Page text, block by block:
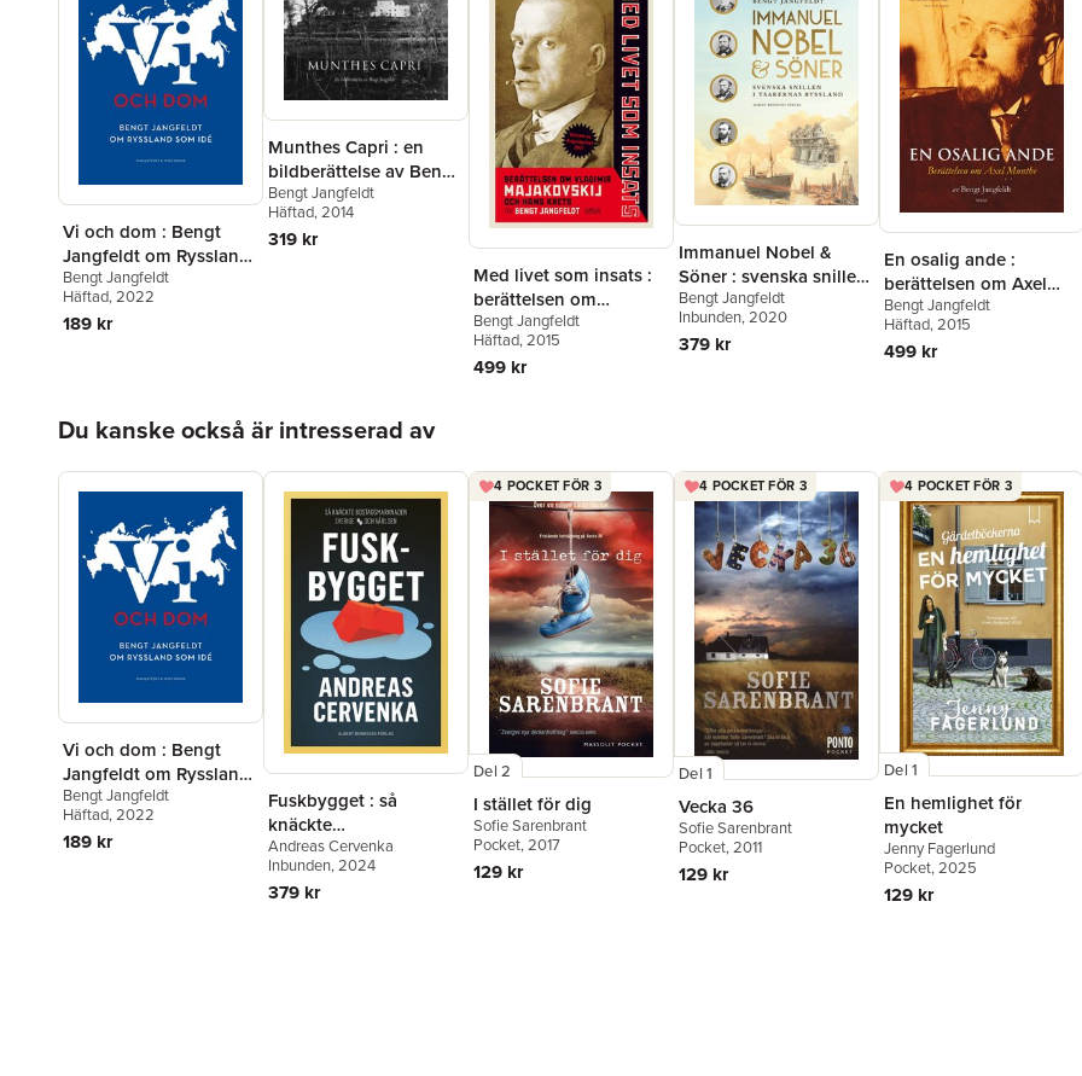
Vi och dom : Bengt
Jangfeldt om Ryssland
som idé
Bengt Jangfeldt
Häftad, 2022
189 kr
Munthes Capri : en
bildberättelse av Bengt
Jangfeldt
Bengt Jangfeldt
Häftad, 2014
319 kr
Med livet som insats :
berättelsen om
Vladimir Majakovskij
och hans krets
Bengt Jangfeldt
Häftad, 2015
499 kr
Immanuel Nobel &
Söner : svenska snillen
i tsarernas Ryssland
Bengt Jangfeldt
Inbunden, 2020
379 kr
En osalig ande :
berättelsen om Axel
Munthe
Bengt Jangfeldt
Häftad, 2015
499 kr
Du kanske också är intresserad av
Vi och dom : Bengt
Jangfeldt om Ryssland
som idé
Bengt Jangfeldt
Häftad, 2022
189 kr
Fuskbygget : så
knäckte
bostadsmarknaden
Sverige och världen
Andreas Cervenka
Inbunden, 2024
379 kr
4 POCKET FÖR 3
Del 2
I stället för dig
Sofie Sarenbrant
Pocket, 2017
129 kr
4 POCKET FÖR 3
Del 1
Vecka 36
Sofie Sarenbrant
Pocket, 2011
129 kr
4 POCKET FÖR 3
Del 1
En hemlighet för
mycket
Jenny Fagerlund
Pocket, 2025
129 kr